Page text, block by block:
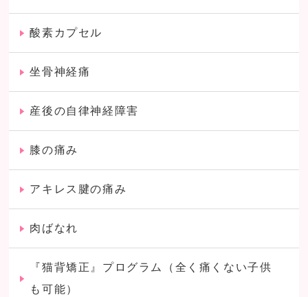
酸素カプセル
坐骨神経痛
産後の自律神経障害
膝の痛み
アキレス腱の痛み
肉ばなれ
『猫背矯正』プログラム（全く痛くない子供
も可能）